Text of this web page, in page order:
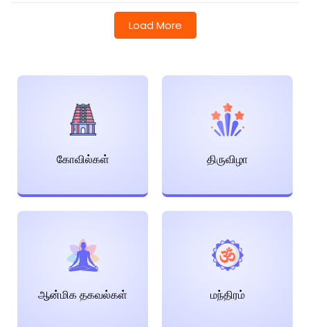
Load More
கோவில்கள் திருவிழா
ஆன்மிக தகவல்கள் மந்திரம்